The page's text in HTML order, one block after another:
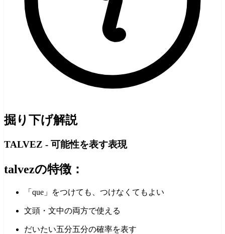
掘り下げ解説
TALVEZ - 可能性を表す表現
talvezの特徴：
「que」をつけても、つけなくてもよい
文頭・文中の両方で使える
だいたい五分五分の確率を表す